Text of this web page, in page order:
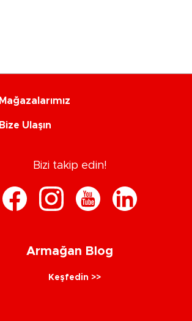
Mağazalarımız
Bize Ulaşın
Bizi takip edin!
Armağan Blog
Keşfedin >>